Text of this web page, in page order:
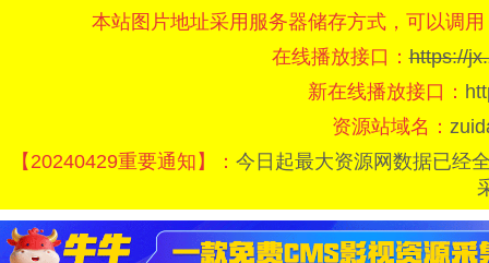
本站图片地址采用服务器储存方式，可以调
在线播放接口：https://
新在线播放接口：
资源站域名：
【20240429重要通知】： 今日起最大资源网数据已经